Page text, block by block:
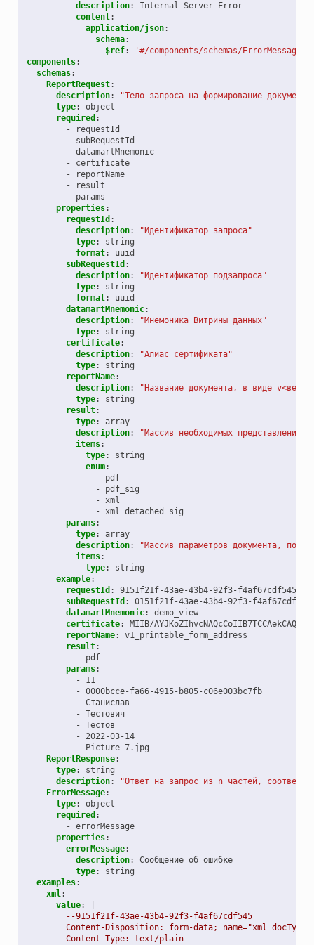
description:
Internal Server Error
content:
application/json:
schema:
$ref:
'#/components/schemas/ErrorMessage'
components:
schemas:
ReportRequest:
description: "Тело запроса на формирование
type:
object
required :
-
requestId
-
subRequestId
- datamartMnemonic
-
certificate
-
reportName
-
result
-
params
properties:
requestId :
description: "Идентификатор запроса"
type:
string
format:
uuid
subRequestId :
description: "Идентификатор подзапроса"
type:
string
format:
uuid
datamartMnemonic:
description: "Мнемоника Витрины данных"
type:
string
certificate:
description: "Алиас сертификата"
type:
string
reportName:
description: "Название документа, в виде
type:
string
result:
type:
array
description: "Массив необходимых представлений
items:
type:
string
enum:
-
pdf
-
pdf_sig
- xml
- xml_detached_sig
params:
type:
array
description: "Массив параметров документа,
items:
type:
string
example:
requestId :
9151f21f-43ae-43b4-92f3-f4af67cdf545
subRequestId :
0151f21f-43ae-43b4-92f3-f4af67cdf546
datamartMnemonic:
demo_view
certificate:
MIIB/
reportName:
v1_printable_form_address
result:
-
pdf
params:
-
11
- 0000bcce-fa66-4915-b805-c06e003bc7fb
- Станислав
- Тестович
- Тестов
-
2022-03-14
-
Picture_7.jpg
ReportResponse:
type:
string
description: "Ответ на запрос из n частей,
ErrorMessage:
type:
object
required :
- errorMessage
properties:
errorMessage:
description:
Сообщение об ошибке
type:
string
examples:
xml:
value:
--9151f21f-43ae-43b4-92f3-f4af67cdf545
Content-Disposition: form-data; name="xml_docType"
Content-Type: text/plain